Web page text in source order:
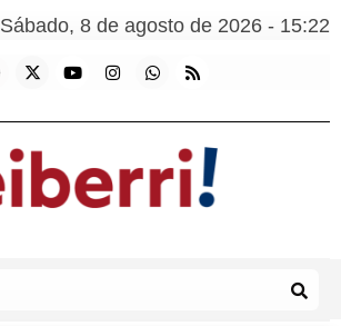
Sábado, 8 de agosto de 2026 - 15:22